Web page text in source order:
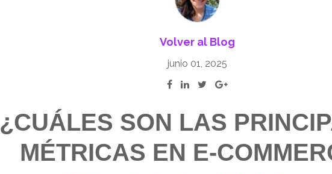
Volver al Blog
junio 01, 2025
¿CUÁLES SON LAS
MÉTRICAS EN E-